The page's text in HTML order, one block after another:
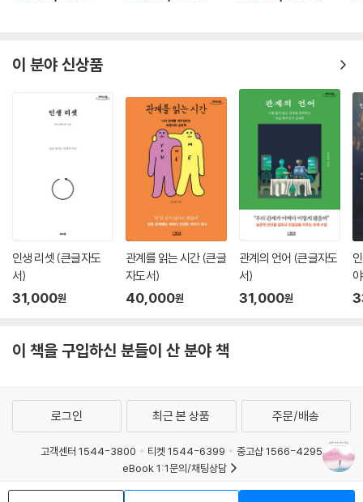
사람들은 심리 치료가 무언가 과거에 일어난 일 속으로 들어가 그걸 다시
없애 버리는 일 같은 거라고 여기죠. 하지만 과거의 경험이 뇌 속에 무엇을
만들어 놓았든, (...) 그걸 그냥 삭제해 버릴 수는 없어요. 과거를 없애지는
못합니다.
그보다 심리 치료는 새로운 연상들을 구축하고, 새롭고 건강한 기본 경로
를 만드는 일에 더 가까워요. 마치 2차선 비포장도로로 달리면서 그 옆에
나란히 4차선 고속도로를 새로 놓는 일과 비슷하죠. 예전 도로는 여전히
남아 있지만 이제 그 길을 예전처럼 많이 쓰지 않게 되는 겁니다.
--- p.255~256
일곱 번째 대화: 트라우마에서 얻은 지혜
우리는 종종 다른 사람이 ‘회복탄력성’이 있을 거라는 믿음을 우리 감정을
함, 혼란, 막막함에서 우리 자신을 보호하려는 것이죠. 이는 일종의 외면입
수만 년 동안 인류는 여러 세대로 구성된 작은 집단을 이루어 살았습니다.
정신병원은 없었지만 트라우마는 아주 많았죠. 저는 우리 조상들 중에도
불안이나 우울, 수면 장애 같은 외상 후 문제를 겪은 사람들이 많았을 거라
“우리는 모두 한때 상처 받은 어린아이였다”
만의 강점과 역량을 기르는 과정이 될 수 있다. 역경을 살아 낸 사람에게는
는 때가 오기 때문이다.
마지막이 될지 모를 어머니와의 만남에서 말 한마디 꺼내지 못한 채 집으
로 돌아가던 오프라는 결국 용기를 내어 발길을 돌렸다. 그리고 어머니 앞
에서 마침내 오랫동안 준비했던 말을 꺼냈다. 자신은 “괜찮다”고. “그러니
이제 내가 괜찮다는 걸 알고 떠나셔도 된다”라고. 그렇게 과거의 죄책감에
서 어머니를 놓아 주기 위해, 오프라는 그보다 먼저 자기 자신을 고통스러
운 기억과 감정에서 풀어 주었다. 저자들은 부서진 마음을 안고 힘들어하
는 이들이 이 책을 읽고 자신에게 ‘괜찮다’고 말해 줄 수 있기를 바란다. 때
로는 다정한 위로를, 때로는 냉철한 과학적 조언을 건네는 이 책은 자신에
게 일어났던 일을 이해하고, 흘려보내고, 마침내 앞으로 나아가고 싶은 이
이 분야 신상품
인생 리셋 (큰글자도
서)
31,000원
관계를 읽는 시간 (큰글
자도서)
40,000원
관계의 언어 (큰글자도
서)
31,000원
이 책을 구입하신 분들이 산 분야 책
로그인 최근 본 상품 주문/배송
고객센터 1544-3800 티켓 1544-6399
중고샵 1566-4295
eBook 1:1문의/채팅상담
예스이십사(주) 사업자 정보